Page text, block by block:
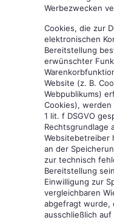
Werbezwecken
Cookies, die zur
elektronischen
Bereitstellung
erwünschter
Website (z. B.
Webpublikums)
Cookies),
1 lit. f DSGVO
Rechtsgrundlage
Websitebetreiber
an der
zur technisch
Bereitstellung
Einwilligung zur
vergleichbaren
abgefragt wurde,
ausschließlich